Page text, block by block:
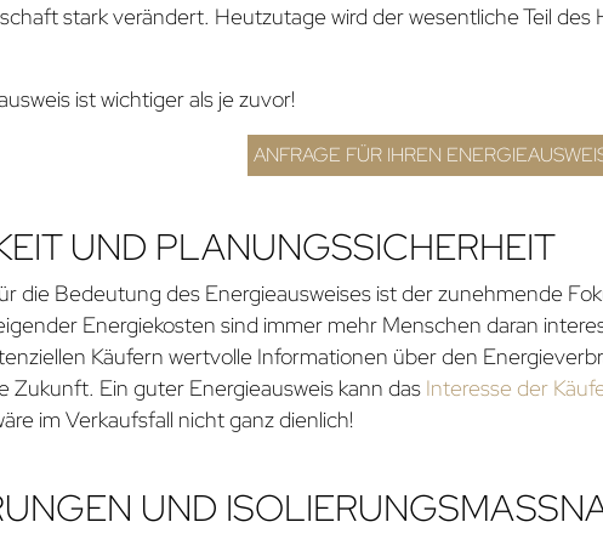
stark verändert. Heutzutage wird der wesentliche Teil
ist wichtiger als je zuvor!
ANFRAGE FÜR IHREN
UND PLANUNGSSICHERHEIT
die Bedeutung des Energieausweises ist der zunehmende
Energiekosten sind immer mehr Menschen daran
Käufern wertvolle Informationen über den
Zukunft. Ein guter Energieausweis kann das Interesse der
im Verkaufsfall nicht ganz dienlich!
UND